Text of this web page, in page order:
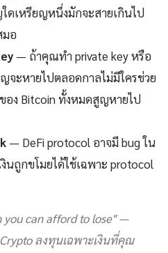
ดเหรียญหนึ่งมักจะสายเกินไป
มอ
— ถ้าคุณทำ private key หรือ
จะหายไปตลอดกาลไม่มีใครช่วย
อง Bitcoin ทั้งหมดสูญหายไป
— DeFi protocol อาจมี bug ใน
นถูกขโมยได้ใช้เฉพาะ protocol
you can afford to lose" —
ลงทุนเฉพาะเงินที่คุณ